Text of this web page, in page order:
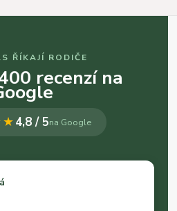
ŘÍKAJÍ RODIČE
recenzí na
4,8 / 5na Google